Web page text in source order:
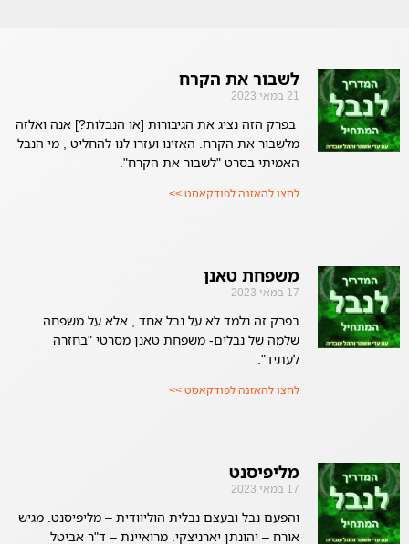
לשבור את הקרח
21 במאי 2023
בפרק הזה נציג את הגיבורות [או הנבלות?] אנה ואלזה
מלשבור את הקרח. האזינו ועזרו לנו להחליט , מי הנבל
האמיתי בסרט "לשבור את הקרח".
לחצו להאזנה לפודקאסט >>
משפחת טאנן
17 במאי 2023
בפרק זה נלמד לא על נבל אחד , אלא על משפחה
שלמה של נבלים- משפחת טאנן מסרטי "בחזרה
לעתיד".
לחצו להאזנה לפודקאסט >>
מליפיסנט
17 במאי 2023
והפעם נבל ובעצם נבלית הוליוודית – מליפיסנט. מגיש
אורח – יהונתן יארניצקי. מרואיינת – ד"ר אביטל